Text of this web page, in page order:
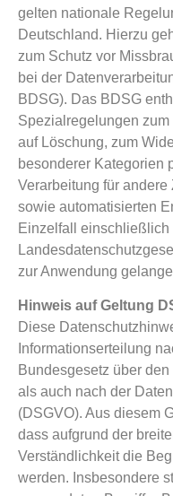
gelten nationale
Deutschland. Hierzu
zum Schutz vor
bei der
BDSG). Das BDSG
Spezialregelungen
auf Löschung, zum
besonderer Kategorien
Verarbeitung für
sowie automatisierten
Einzelfall
zur Anwendung
Hinweis auf Geltung
Diese
Informationserteilung
Bundesgesetz über
als auch nach der
(DSGVO). Aus diesem
dass aufgrund der
Verständlichkeit die
werden. Insbesondere